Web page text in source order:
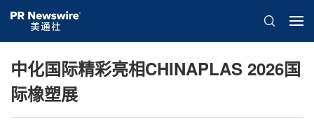
中化国际精彩亮相CHINAPLAS 2026国
际橡塑展